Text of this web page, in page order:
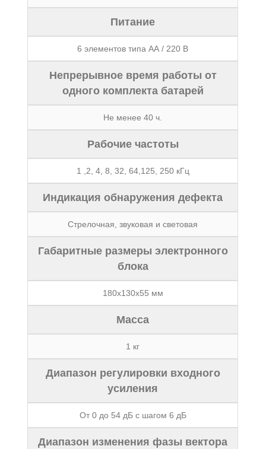
Питание
6 элементов типа АА / 220 В
Непрерывное время работы от
одного комплекта батарей
Не менее 40 ч.
Рабочие частоты
1 ,2, 4, 8, 32, 64,125, 250 кГц
Индикация обнаружения дефекта
Стрелочная, звуковая и световая
Габаритные размеры электронного
блока
180х130х55 мм
Масса
1 кг
Диапазон регулировки входного
усиления
От 0 до 54 дБ с шагом 6 дБ
Диапазон изменения фазы вектора